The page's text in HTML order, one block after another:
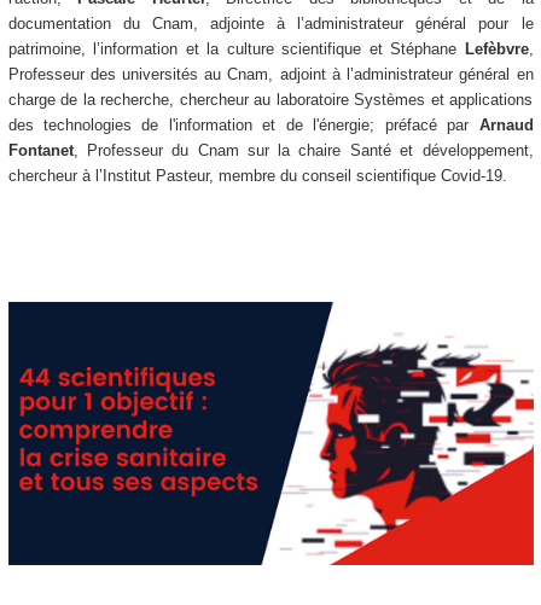
documentation du Cnam, adjointe à l’administrateur général pour le
patrimoine, l’information et la culture scientifique et Stéphane Lefèbvre,
Professeur des universités au Cnam, adjoint à l’administrateur général en
charge de la recherche, chercheur au laboratoire Systèmes et applications
des technologies de l'information et de l'énergie; préfacé par Arnaud
Fontanet, Professeur du Cnam sur la chaire Santé et développement,
chercheur à l’Institut Pasteur, membre du conseil scientifique Covid-19.